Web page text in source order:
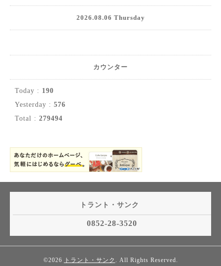
2026.08.06 Thursday
カウンター
Today : 190
Yesterday : 576
Total : 279494
トラント・サンク
0852-28-3520
©2026 トラント・サンク . All Rights Reserved.